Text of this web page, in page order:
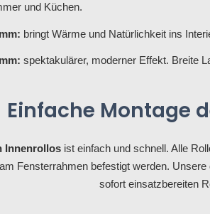
und Küchen.
bringt Wärme und Natürlichkeit ins
spektakulärer, moderner Effekt. Breite
Einfache Montage
Innenrollosist einfach und schnell. Alle
Fensterrahmen befestigt werden.
sofort einsatzbereiten